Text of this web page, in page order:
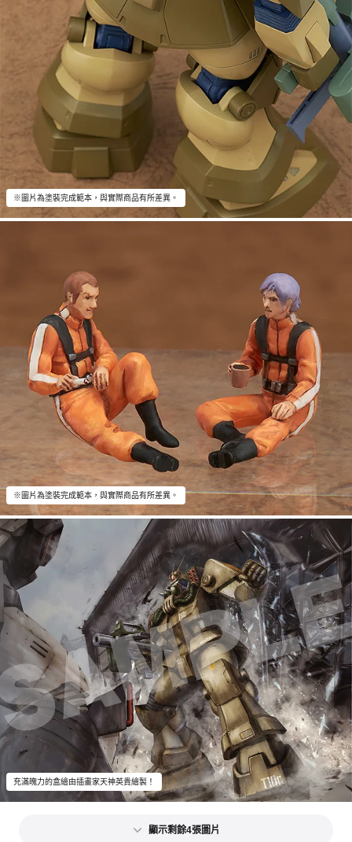
※圖片為塗裝完成範本，與實際商品有所差異。
※圖片為塗裝完成範本，與實際商品有所差異。
充滿魄力的盒繪由插畫家天神英貴繪製！
顯示剩餘4張圖片